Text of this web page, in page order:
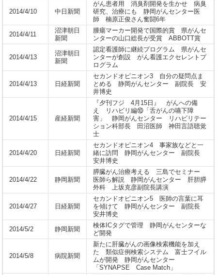
2014/4/10 中日新聞
がん患者用 消臭剤開発を生かせ 病臭
研究、治療にも 静岡がんセンター医
師 楠原正俊さん奮闘6年
2014/4/11
沼津朝日
新聞
腫瘍マーカー開発で国際的賞 県がんセ
ンターの山口総長が受賞 ABBOTT賞
2014/4/13
沼津朝日
新聞
認定看護師に継続プログラム 県がんセ
ンターが創設 がん看護エクセレントプ
ログラム
2014/4/13 日経新聞
セカンドオピニオン3 自分の疑問点ま
とめる 静岡がんセンター 副院長 安
井博史
2014/4/15 産経新聞
『夕刊フジ 4月15日』 がんへの備
え リハビリ編⑩「舌がんの嚥下障
害」 静岡がんセンター リハビリテー
ション科部長 田沼医師 神田言語聴覚
士
2014/4/20 日経新聞
セカンドオピニオン4 事家族などと一
緒に訪問 静岡がんセンター 副院長
安井博史
2014/4/22 静岡新聞
膵臓がん治療考える 三島でセミナー
医師ら解説 静岡がんセンター 肝胆膵
外科 上坂克彦副院長講演
2014/4/27 日経新聞
セカンドオピニオン5 医師の言葉に耳
を傾けて 静岡がんセンター 副院長
安井博史
2014/5/2 静岡新聞
検体ICタグで管理 静岡がんセンターな
ど開発
2014/5/8 病院新聞
新たに肝臓がんの画像検索機能を加え
た 類似症例検索システム 富士フイル
ムが開発 静岡がんセンター
「SYNAPSE Case Match」